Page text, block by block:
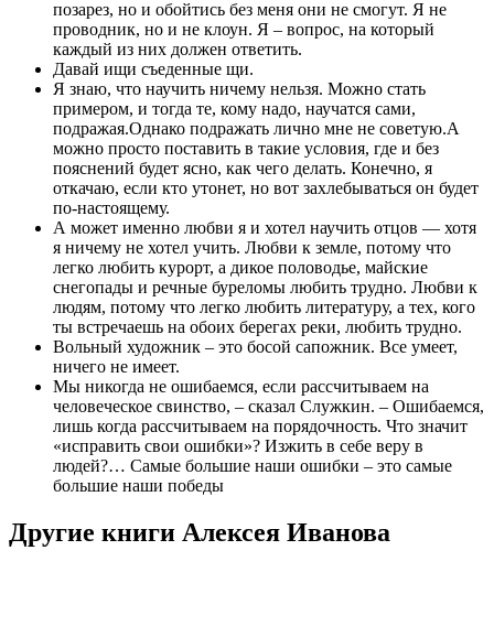
позарез, но и обойтись без меня они не смогут. Я не
проводник, но и не клоун. Я – вопрос, на который
каждый из них должен ответить.
Давай ищи съеденные щи.
Я знаю, что научить ничему нельзя. Можно стать
примером, и тогда те, кому надо, научатся сами,
подражая.Однако подражать лично мне не советую.А
можно просто поставить в такие условия, где и без
пояснений будет ясно, как чего делать. Конечно, я
откачаю, если кто утонет, но вот захлебываться он будет
по-настоящему.
А может именно любви я и хотел научить отцов — хотя
я ничему не хотел учить. Любви к земле, потому что
легко любить курорт, а дикое половодье, майские
снегопады и речные буреломы любить трудно. Любви к
людям, потому что легко любить литературу, а тех, кого
ты встречаешь на обоих берегах реки, любить трудно.
Вольный художник – это босой сапожник. Все умеет,
ничего не имеет.
Мы никогда не ошибаемся, если рассчитываем на
человеческое свинство, – сказал Служкин. – Ошибаемся,
лишь когда рассчитываем на порядочность. Что значит
«исправить свои ошибки»? Изжить в себе веру в
людей?… Самые большие наши ошибки – это самые
большие наши победы
Другие книги Алексея Иванова